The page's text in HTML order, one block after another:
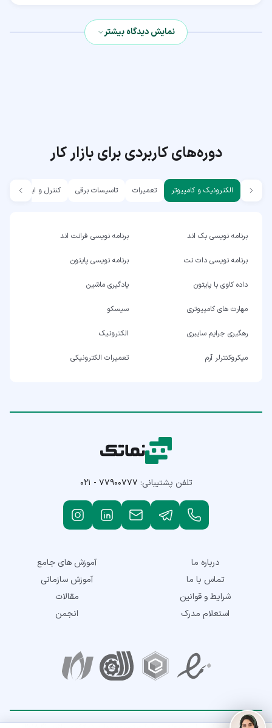
نمایش دیدگاه بیشتر
دوره‌های کاربردی برای بازار کار
الکترونیک و کامپیوتر تعمیرات تاسیسات برقی کنترل و ابزار دقیق
برنامه نویسی بک اند برنامه نویسی فرانت اند
برنامه نویسی دات نت برنامه نویسی پایتون
داده کاوی با پایتون یادگیری ماشین
مهارت های کامپیوتری سیسکو
رهگیری جرایم سایبری الکترونیک
میکروکنترلر آرم تعمیرات الکترونیکی
تلفن پشتیبانی: ۰۲۱ - ۷۷۹۰۰۷۷۷
درباره ما
تماس با ما
شرایط و قوانین
استعلام مدرک
آموزش های جامع
آموزش سازمانی
مقالات
انجمن
نمادهای اعتماد